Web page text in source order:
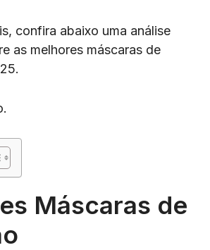
confira abaixo uma análise
as melhores máscaras de
Máscaras de